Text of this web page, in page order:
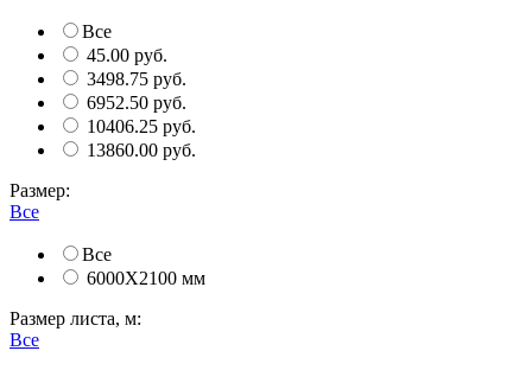
Все
45.00 руб.
3498.75 руб.
6952.50 руб.
10406.25 руб.
13860.00 руб.
Размер:
Все
Все
6000Х2100 мм
Размер листа, м:
Все